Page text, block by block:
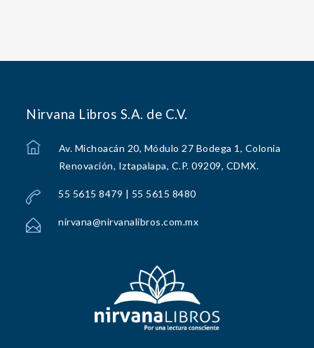
Nirvana Libros S.A. de C.V.
Av. Michoacán 20, Módulo 27 Bodega 1, Colonia
Renovación, Iztapalapa, C.P. 09209, CDMX.
55 5615 8479 | 55 5615 8480
nirvana@nirvanalibros.com.mx